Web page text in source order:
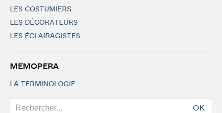
LES COSTUMIERS
LES DÉCORATEURS
LES ÉCLAIRAGISTES
MEMOPERA
LA TERMINOLOGIE
OK